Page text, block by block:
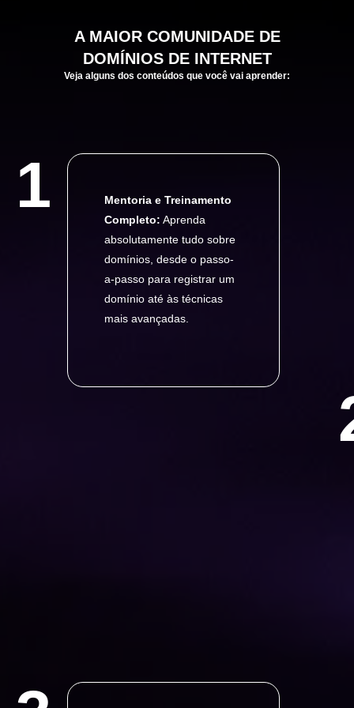
A MAIORCOMUNIDADE DE
DOMÍNIOS DE INTERNET
Veja alguns dos conteúdos que você vai aprender:
1
Mentoria e Treinamento
Completo: Aprenda
absolutamente tudo sobre
domínios, desde o passo-
a-passo para registrar um
domínio até às técnicas
mais avançadas.